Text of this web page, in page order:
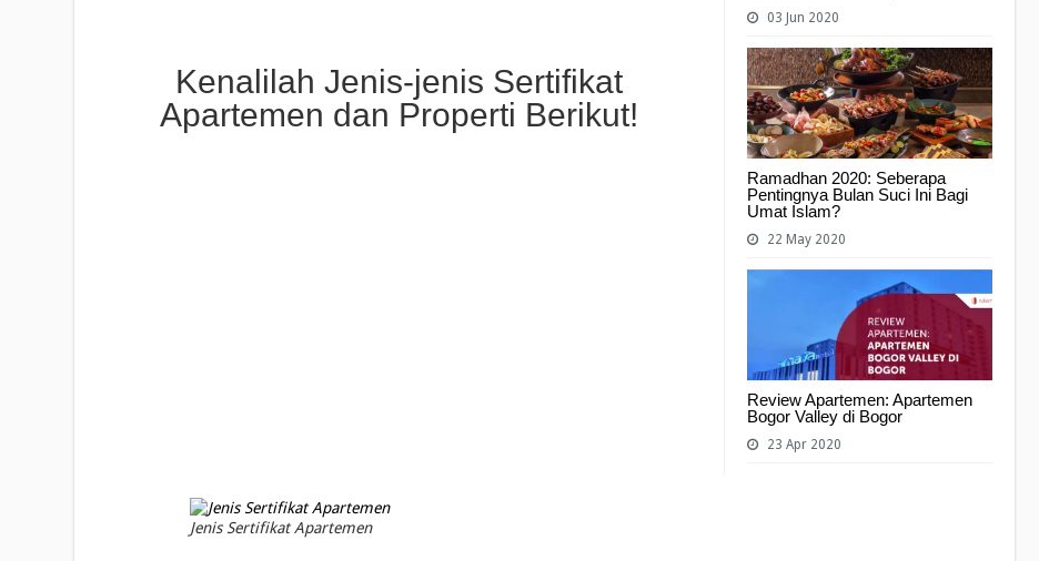
03 Jun 2020
Ramadhan 2020: Seberapa
Pentingnya Bulan Suci Ini Bagi
Umat Islam?
22 May 2020
Review Apartemen: Apartemen
Bogor Valley di Bogor
23 Apr 2020
Kenalilah Jenis-jenis Sertifikat
Apartemen dan Properti Berikut!
Jenis Sertifikat Apartemen